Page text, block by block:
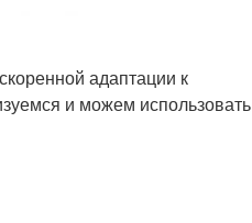
адаптации к
и можем использовать